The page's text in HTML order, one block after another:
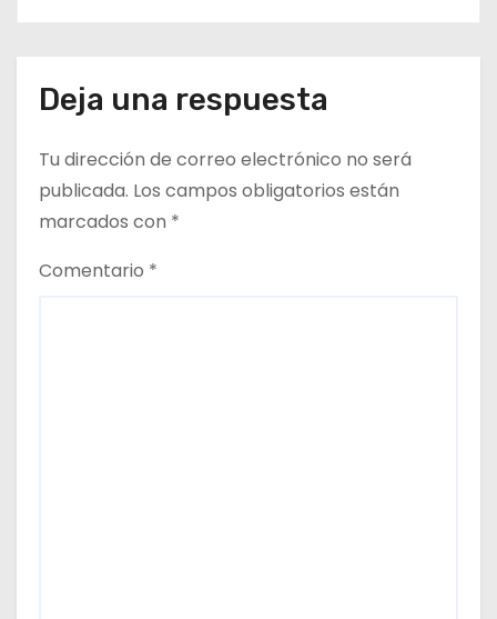
Deja una respuesta
Tu dirección de correo electrónico no será
publicada. Los campos obligatorios están
marcados con *
Comentario *